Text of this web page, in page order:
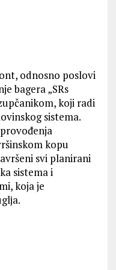
odnosno poslovi
bagera „SRs
koji radi
sistema.
kopu
svi planirani
sistema i
koja je